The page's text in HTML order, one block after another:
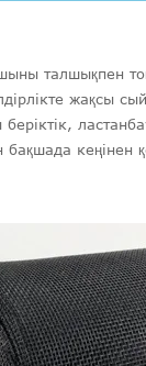
талшықпен
жақсы
беріктік,
бақшада кеңінен